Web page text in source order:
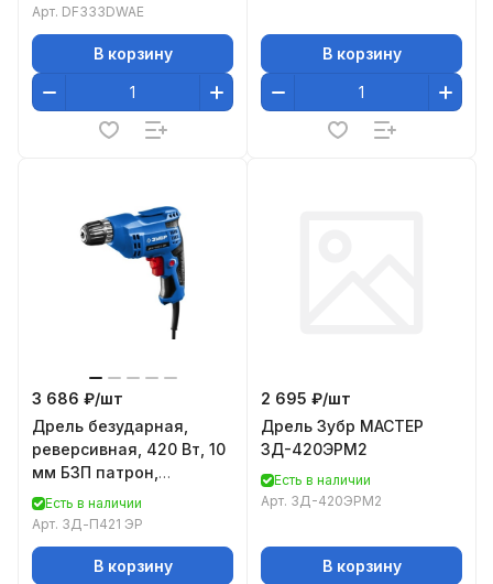
Арт. DF333DWAE
В корзину В корзину
3 686 ₽/шт
Дрель безударная,
реверсивная, 420 Вт, 10
мм БЗП патрон,
электронная
регулировка скорости,
Есть в наличии
Арт. ЗД-П421 ЭР
В корзину
2 695 ₽/шт
Дрель Зубр МАСТЕР
ЗД-420ЭРМ2
Есть в наличии
Арт. ЗД-420ЭРМ2
В корзину